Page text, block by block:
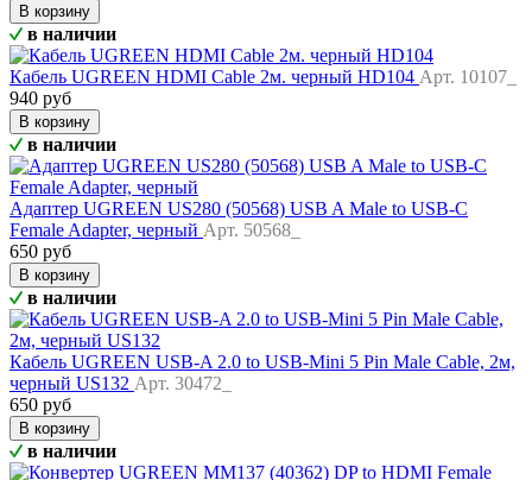
В корзину
в наличии
Кабель UGREEN HDMI Cable 2м. черный HD104 Арт. 10107_
940 руб
В корзину
в наличии
Адаптер UGREEN US280 (50568) USB A Male to USB-C
Female Adapter, черный Арт. 50568_
650 руб
В корзину
в наличии
Кабель UGREEN USB-A 2.0 to USB-Mini 5 Pin Male Cable, 2м,
черный US132 Арт. 30472_
650 руб
В корзину
в наличии